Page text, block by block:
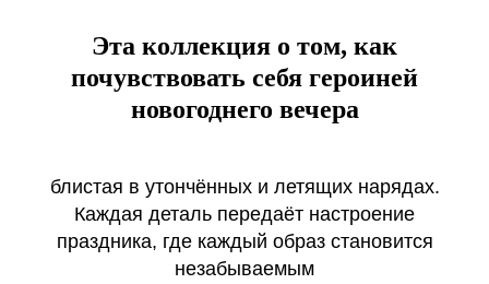
Эта коллекция о том, как
почувствовать себя героиней
новогоднего вечера
блистая в утончённых и летящих нарядах.
Каждая деталь передаёт настроение
праздника, где каждый образ становится
незабываемым